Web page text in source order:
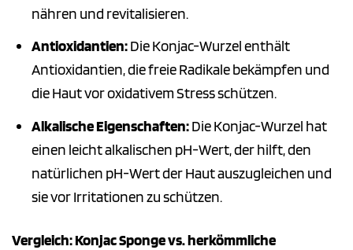
nähren und revitalisieren.
Antioxidantien:Die Konjac-Wurzel enthält
Antioxidantien, die freie Radikale bekämpfen und
die Haut vor oxidativem Stress schützen.
Alkalische Eigenschaften:Die Konjac-Wurzel hat
einen leicht alkalischen pH-Wert, der hilft, den
natürlichen pH-Wert der Haut auszugleichen und
sie vor Irritationen zu schützen.
Vergleich: Konjac Sponge vs. herkömmliche